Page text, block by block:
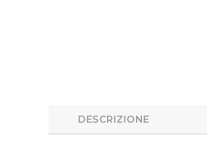
DESCRIZIONE